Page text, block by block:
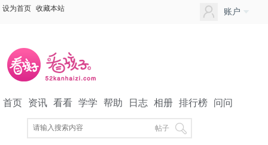
设为首页 收藏本站 账户
首页 资讯 看看 学学 帮助 日志 相册 排行榜
问问
帖子